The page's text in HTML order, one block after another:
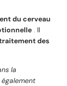
du cerveau
. Il
des
la